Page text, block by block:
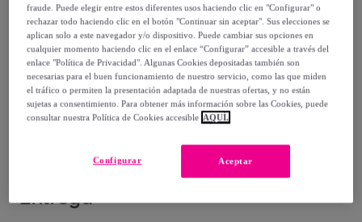
19,36 €
24,20 €
-20%
Vendido porLa Table d'Arc
Entrega
fraude. Puede elegir entre estos diferentes usos haciendo clic en "Configurar" o
rechazar todo haciendo clic en el botón "Continuar sin aceptar". Sus elecciones se
aplican solo a este navegador y/o dispositivo. Puede cambiar sus opciones en
cualquier momento haciendo clic en el enlace “Configurar” accesible a través del
enlace "Política de Privacidad". Algunas Cookies depositadas también son
necesarias para el buen funcionamiento de nuestro servicio, como las que miden
el tráfico o permiten la presentación adaptada de nuestras ofertas, y no están
sujetas a consentimiento. Para obtener más información sobre las Cookies, puede
consultar nuestra Política de Cookies accesible AQUÍ.
Aceptar
Configurar